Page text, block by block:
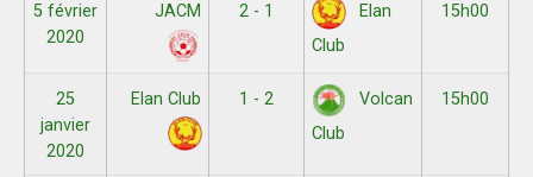
5 février
2020
JACM 2 - 1
Elan
Club
15h00
25
janvier
2020
Elan Club 1 - 2
Volcan
Club
15h00